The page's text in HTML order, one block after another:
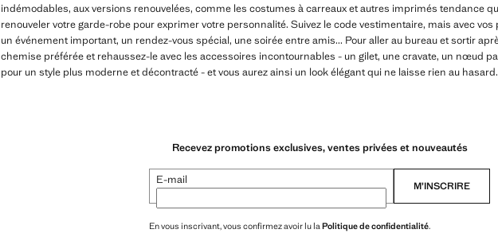
indémodables, aux versions renouvelées, comme les costumes à carreaux et autres imprimés tendance
renouveler votre garde-robe pour exprimer votre personnalité. Suivez le code vestimentaire, mais avec
un événement important, un rendez-vous spécial, une soirée entre amis... Pour aller au bureau et sortir
chemise préférée et rehaussez-le avec les accessoires incontournables - un gilet, une cravate, un nœud
pour un style plus moderne et décontracté - et vous aurez ainsi un look élégant qui ne laisse rien au
Recevez promotions exclusives, ventes privées et nouveautés
E-mail M’INSCRIRE
En vous inscrivant, vous confirmez avoir lu la Politique de confidentialité.